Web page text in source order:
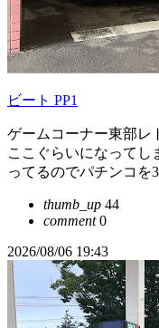
ビート PP1
ゲームコーナー東部レ
ここぐらいになってし
ってるのでパチンコを
thumb_up 44
comment0
2026/08/06 19:43